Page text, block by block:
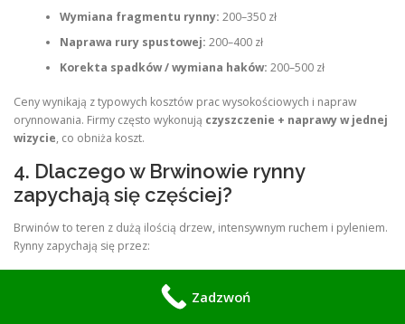
Wymiana fragmentu rynny: 200–350 zł
Naprawa rury spustowej: 200–400 zł
Korekta spadków / wymiana haków: 200–500 zł
Ceny wynikają z typowych kosztów prac wysokościowych i napraw
orynnowania. Firmy często wykonują czyszczenie + naprawy w jednej
wizycie, co obniża koszt.
4. Dlaczego w Brwinowie rynny
zapychają się częściej?
Brwinów to teren z dużą ilością drzew, intensywnym ruchem i pyleniem.
Rynny zapychają się przez:
pył drogowy i osady,
Zadzwoń